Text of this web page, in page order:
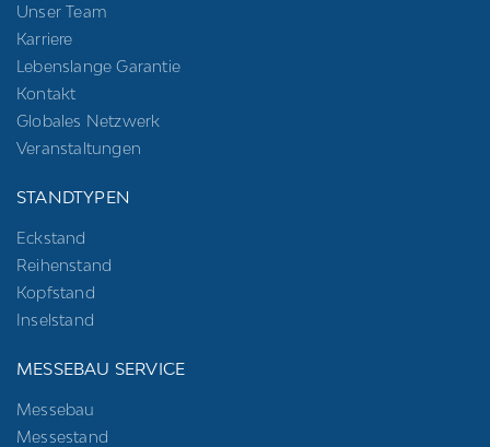
Unser Team
Karriere
Lebenslange Garantie
Kontakt
Globales Netzwerk
Veranstaltungen
STANDTYPEN
Eckstand
Reihenstand
Kopfstand
Inselstand
MESSEBAU SERVICE
Messebau
Messestand